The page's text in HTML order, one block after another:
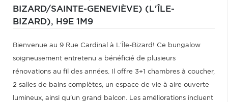
BIZARD/SAINTE-GENEVIÈVE) (L'ÎLE-
BIZARD), H9E 1M9
Bienvenue au 9 Rue Cardinal à L'Île-Bizard! Ce bungalow
soigneusement entretenu a bénéficié de plusieurs
rénovations au fil des années. Il offre 3+1 chambres à coucher,
2 salles de bains complètes, un espace de vie à aire ouverte
lumineux, ainsi qu'un grand balcon. Les améliorations incluent